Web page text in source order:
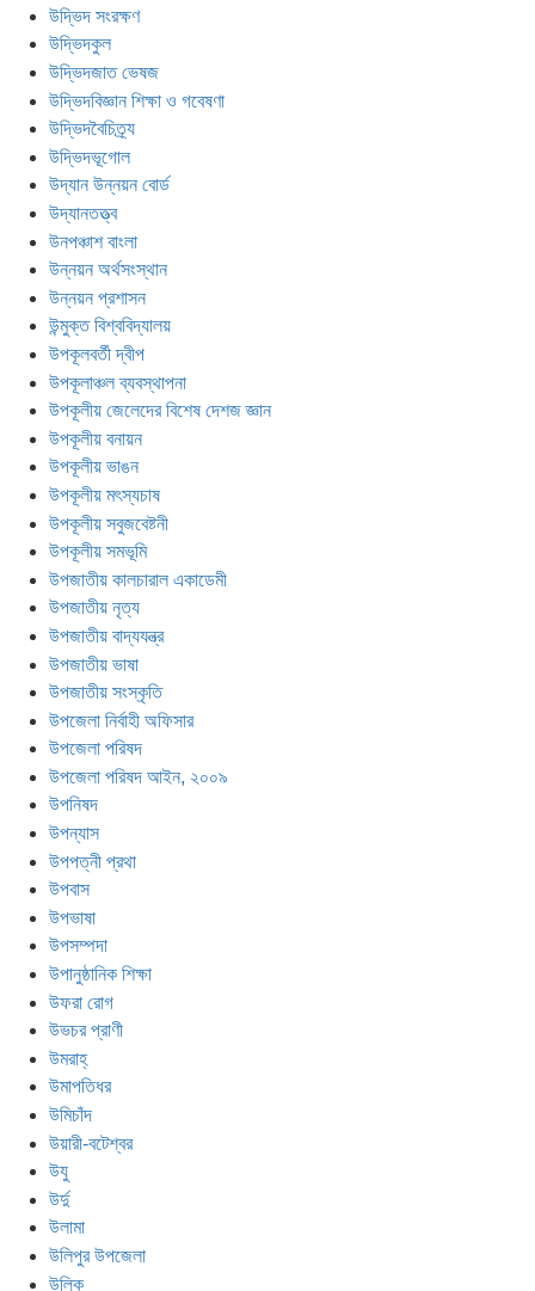
উদ্ভিদ সংরক্ষণ
উদ্ভিদকুল
উদ্ভিদজাত ভেষজ
উদ্ভিদবিজ্ঞান শিক্ষা ও গবেষণা
উদ্ভিদবৈচিত্র্য
উদ্ভিদভূগোল
উদ্যান উন্নয়ন বোর্ড
উদ্যানতত্ত্ব
উনপঞ্চাশ বাংলা
উন্নয়ন অর্থসংস্থান
উন্নয়ন প্রশাসন
উন্মুক্ত বিশ্ববিদ্যালয়
উপকূলবর্তী দ্বীপ
উপকূলাঞ্চল ব্যবস্থাপনা
উপকূলীয় জেলেদের বিশেষ দেশজ জ্ঞান
উপকূলীয় বনায়ন
উপকূলীয় ভাঙন
উপকূলীয় মৎস্যচাষ
উপকূলীয় সবুজবেষ্টনী
উপকূলীয় সমভূমি
উপজাতীয় কালচারাল একাডেমী
উপজাতীয় নৃত্য
উপজাতীয় বাদ্যযন্ত্র
উপজাতীয় ভাষা
উপজাতীয় সংস্কৃতি
উপজেলা নির্বাহী অফিসার
উপজেলা পরিষদ
উপজেলা পরিষদ আইন, ২০০৯
উপনিষদ
উপন্যাস
উপপত্নী প্রথা
উপবাস
উপভাষা
উপসম্পদা
উপানুষ্ঠানিক শিক্ষা
উফরা রোগ
উভচর প্রাণী
উমরাহ্
উমাপতিধর
উমিচাঁদ
উয়ারী-বটেশ্বর
উযু
উর্দু
উলামা
উলিপুর উপজেলা
উল্কি